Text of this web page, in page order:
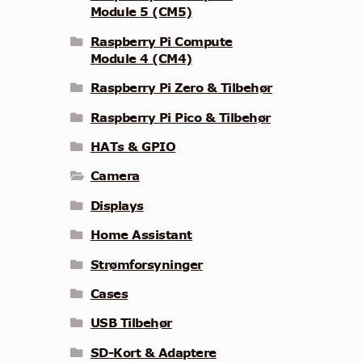
Module 5 (CM5)
Raspberry Pi Compute
Module 4 (CM4)
Raspberry Pi Zero & Tilbehør
Raspberry Pi Pico & Tilbehør
HATs & GPIO
Camera
Displays
Home Assistant
Strømforsyninger
Cases
USB Tilbehør
SD-Kort & Adaptere